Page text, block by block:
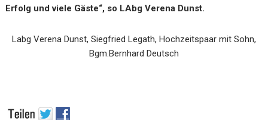
Erfolg und viele Gäste“, so LAbg Verena Dunst.
Labg Verena Dunst, Siegfried Legath, Hochzeitspaar mit Sohn,
Bgm.Bernhard Deutsch